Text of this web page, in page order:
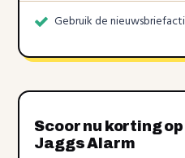
Gebruik de
Scoor nu korting
Jaggs Alarm